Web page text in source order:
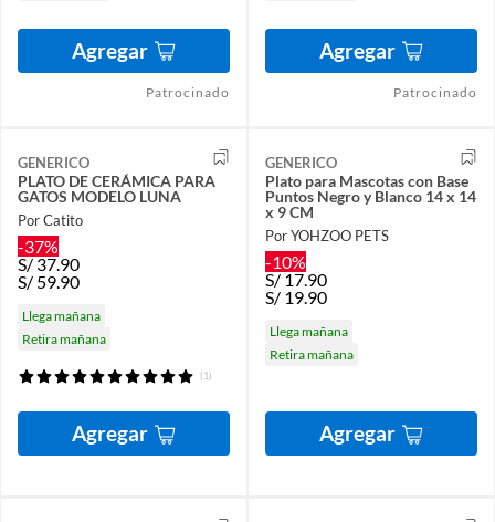
Agregar
Patrocinado
Agregar
Patrocinado
GENERICO
PLATO DE CERÁMICA PARA
GATOS MODELO LUNA
Por Catito
-37%
S/ 37.90
S/ 59.90
Llega mañana
Retira mañana
(1)
Agregar
GENERICO
Plato para Mascotas con Base
Puntos Negro y Blanco 14 x 14
x 9 CM
Por YOHZOO PETS
-10%
S/ 17.90
S/ 19.90
Llega mañana
Retira mañana
Agregar